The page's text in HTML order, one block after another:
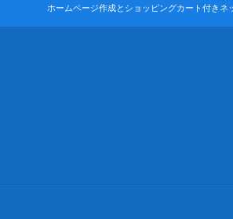
ホームページ作成とショッピングカート付きネ